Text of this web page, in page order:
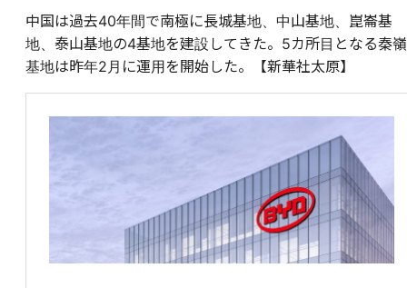
中国は過去40年間で南極に長城基地、中山基地、崑崙基
地、泰山基地の4基地を建設してきた。5カ所目となる秦嶺
基地は昨年2月に運用を開始した。【新華社太原】